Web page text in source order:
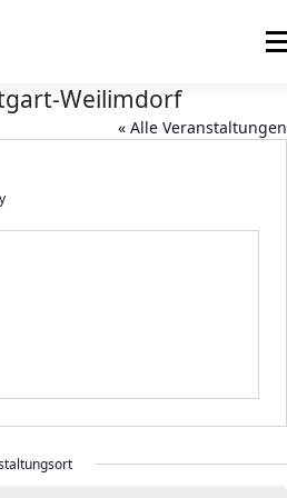
AKTUELLES
Weilimdorf
« Alle Veranstaltungen